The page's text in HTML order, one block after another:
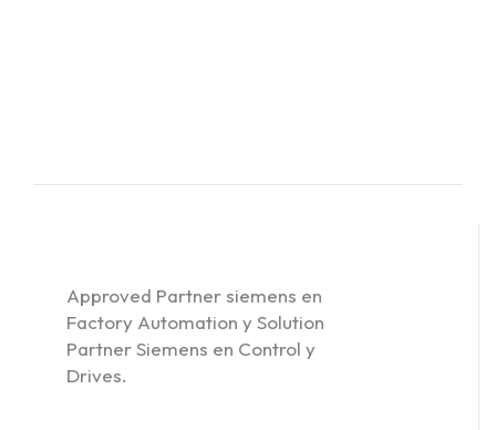
Approved Partner siemens en
Factory Automation y Solution
Partner Siemens en Control y
Drives.